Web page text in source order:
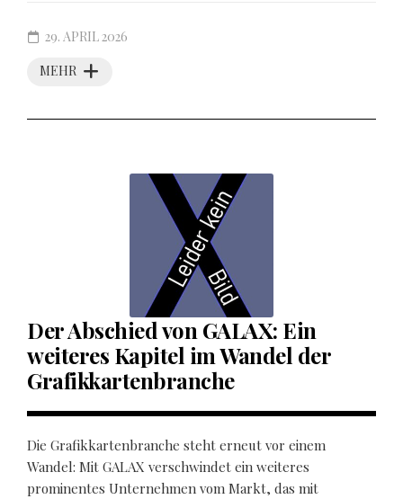
MEHR
29. APRIL 2026
Der Abschied von GALAX: Ein
weiteres Kapitel im Wandel der
Grafikkartenbranche
Die Grafikkartenbranche steht erneut vor einem
Wandel: Mit GALAX verschwindet ein weiteres
prominentes Unternehmen vom Markt, das mit